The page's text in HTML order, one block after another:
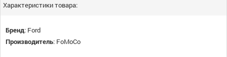
Характеристики товара:
Бренд: Ford
Производитель: FoMoCo